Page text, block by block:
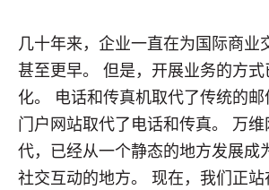
几十年来，企业一直在为国际商业
甚至更早。 但是，开展业务的方
化。 电话和传真机取代了传统的邮
门户网站取代了电话和传真。 万
代，已经从一个静态的地方发展成
社交互动的地方。 现在，我们正